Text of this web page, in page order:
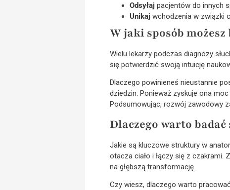
Odsyłaj pacjentów do innych
Unikaj wchodzenia w związki
W jaki sposób
Wielu lekarzy podczas diagnozy
się potwierdzić swoją intuicję
Dlaczego powinieneś nieustannie
dziedzin. Ponieważ zyskuje ona
Podsumowując, rozwój zawodowy
Dlaczego warto
Jakie są kluczowe struktury w
otacza ciało i łączy się z czakrami.
na głębszą transformację.
Czy wiesz, dlaczego warto